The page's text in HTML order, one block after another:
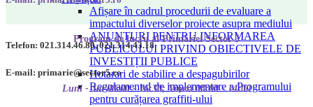
Afișare în cadrul procedurii de evaluare a
impactului diverselor proiecte asupra mediului
ANUNȚURI PENTRU INFORMAREA
PUBLICULUI PRIVIND OBIECTIVELE DE
INVESTIȚII PUBLICE
Hotarari de stabilire a despagubirilor
Regulamentul de implementare a Programului
pentru curățarea graffiti-ului
Program de lucru al Primăriei Sector 5
Luni - Joi 08:00 - 16:30; Vineri 08:00 - 14:00
Telefon: 021.314.46.80, 021.314.43.18
E-mail: primarie@sector5.ro